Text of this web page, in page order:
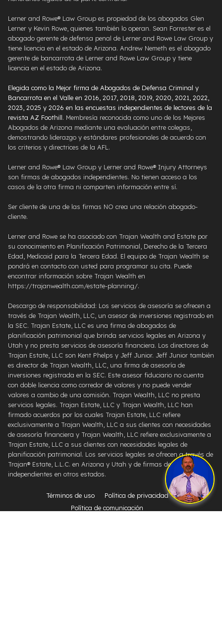
Lerner and Rowe® Law Group es propiedad de los abogados Glen
Lerner y Kevin Rowe, quienes también lo operan. Sean Forrester es el
abogado gerente de defensa penal de Lerner and Rowe Law Group y
tiene licencia en el estado de Arizona. Andrew Nemeth es el abogado
gerente de bancarrota de Lerner and Rowe Law Group y tiene
licencia en el estado de Arizona.
Elegida como la Mejor firma de Abogados de Defensa Criminal y
Bancarrota en el Valle en 2016, 2017, 2018, 2019, 2020, 2021, 2022,
2023, 2025 y 2026 en las encuestas independientes de lectores de la
revista AZ Foothill. Membresía reconocida como uno de los Mejores
Abogados de Arizona mediante una evaluación entre colegas,
demostrando liderazgo y estándares profesionales de acuerdo con
los criterios y directrices de la AFL.
Lerner and Rowe® Law Group y Lerner and Rowe® Injury Attorneys
son firmas de abogados independientes. No tienen acceso a los
casos de la otra firma ni comparten información entre sí.
Ser cliente de una de las firmas NO crea una relación abogado-
cliente.
Lerner and Rowe se ha asociado con Trajan Wealth and Estate por
su conocimiento en Planificación Patrimonial, Derecho de la Tercera
Edad, Medicaid para la Tercera Edad. El equipo de Trajan Wealth se
pondrá en contacto con usted para programar su cita. Puede
encontrar información sobre Trajan Wealth en
https://trajanwealth.com/estate-planning/.
Descargo de responsabilidad: Los servicios de asesoría se ofrecen a
través de Trajan Wealth, LLC, un asesor de inversiones registrado en
la SEC. Trajan Estate, LLC es una firma de abogados de
planificación patrimonial que brinda servicios legales en Arizona y
Utah y no presta servicios de asesoría financiera. Los directores de
Trajan Estate, LLC son Kent Phelps y Jeff Junior. Jeff Junior también
es director de Trajan Wealth, LLC, una firma de asesoría de
inversiones registrada en la SEC. Este asesor fiduciario no cuenta
con doble licencia como corredor de valores y no puede vender
valores a cambio de una comisión. Trajan Wealth, LLC no presta
servicios legales. Trajan Estate, LLC y Trajan Wealth, LLC han
firmado acuerdos por los cuales Trajan Estate, LLC refiere
exclusivamente a Trajan Wealth, LLC a sus clientes con necesidades
de asesoría financiera y Trajan Wealth, LLC refiere exclusivamente a
Trajan Estate, LLC a sus clientes con necesidades legales de
planificación patrimonial. Los servicios legales se ofrecen a través de
Trajan® Estate, L.L.C. en Arizona y Utah y de firmas de abogados
independientes en otros estados.
Términos de uso
Política de privacidad
Política de comunicación